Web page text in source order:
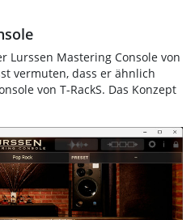
Lurssen Mastering Console von
vermuten, dass er ähnlich
von T-RackS. Das Konzept